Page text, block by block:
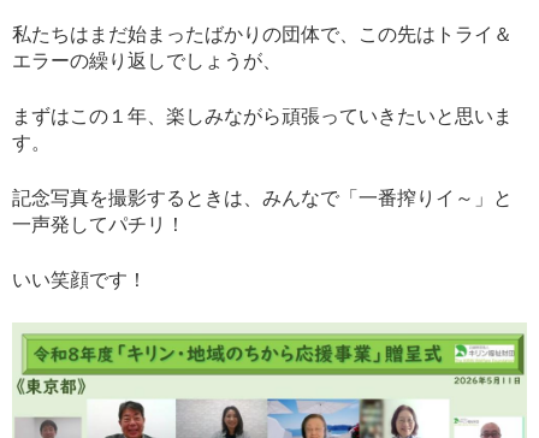
私たちはまだ始まったばかりの団体で、この先はトライ＆
エラーの繰り返しでしょうが、
まずはこの１年、楽しみながら頑張っていきたいと思いま
す。
記念写真を撮影するときは、みんなで「一番搾りイ～」と
一声発してパチリ！
いい笑顔です！